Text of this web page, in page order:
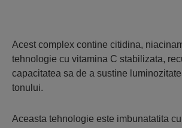
Acest complex contine citidina,
tehnologie cu vitamina C stabilizata,
capacitatea sa de a sustine
tonului.
Aceasta tehnologie este imbunatatita